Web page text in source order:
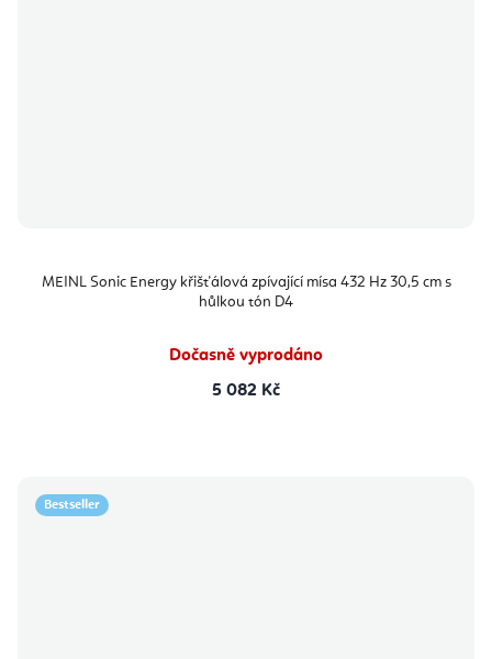
MEINL Sonic Energy křišťálová zpívající mísa 432 Hz 30,5 cm s
hůlkou tón D4
Dočasně vyprodáno
5 082 Kč
Bestseller